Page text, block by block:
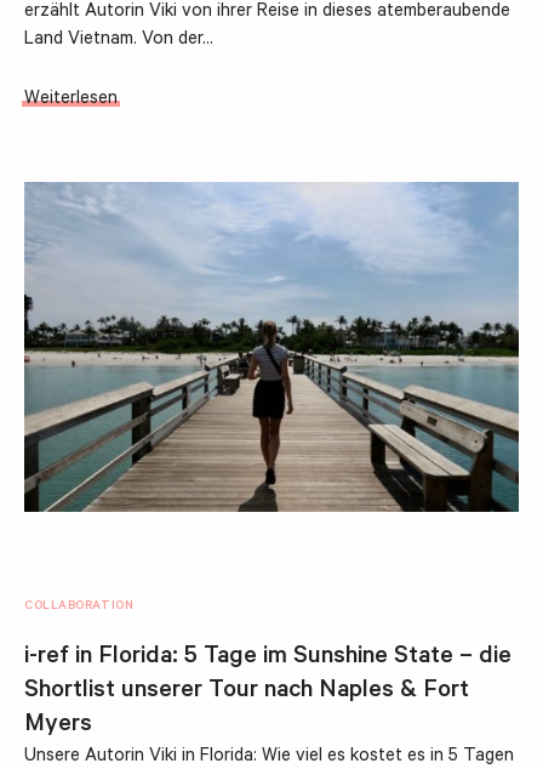
erzählt Autorin Viki von ihrer Reise in dieses atemberaubende
Land Vietnam. Von der…
Weiterlesen
COLLABORATION
i-ref in Florida: 5 Tage im Sunshine State – die
Shortlist unserer Tour nach Naples & Fort
Myers
Unsere Autorin Viki in Florida: Wie viel es kostet es in 5 Tagen